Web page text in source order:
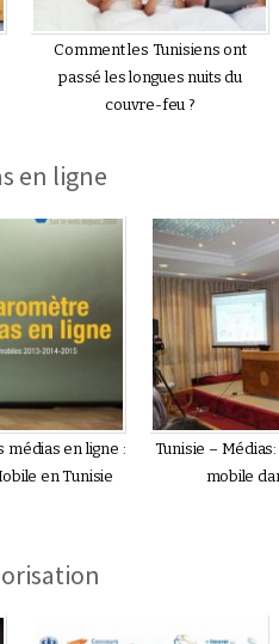
Comment les Tunisiens ont
passé les longues nuits du
couvre-feu ?
en ligne
médias en ligne :
en Tunisie
Tunisie –
mobile